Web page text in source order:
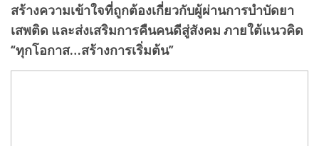
สร้างความเข้าใจที่ถูกต้องเกี่ยวกับผู้ผ่านการบำบัดยา
เสพติด และส่งเสริมการคืนคนดีสู่สังคม ภายใต้แนวคิด
“ทุกโอกาส…สร้างการเริ่มต้น”